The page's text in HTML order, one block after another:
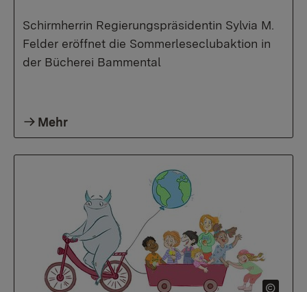
Schirmherrin Regierungspräsidentin Sylvia M.
Felder eröffnet die Sommerleseclubaktion in
der Bücherei Bammental
Mehr